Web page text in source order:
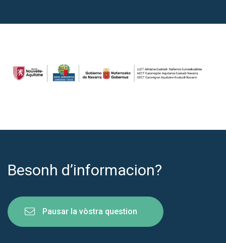
Besonh d’informacion?
Pausar la vòstra question